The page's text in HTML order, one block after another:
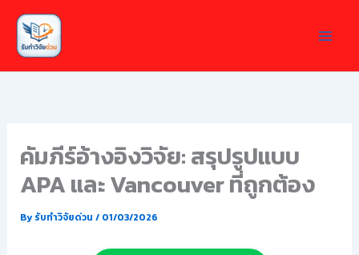
Skip
content
คัมภีร์อ้างอิงวิจัย: สรุปรูปแบบ
APA และ Vancouver ที่ถูกต้อง
Byรับทำวิจัยด่วน / 01/03/2026